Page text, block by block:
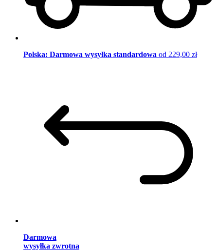
Polska: Darmowa wysyłka standardowa od 229,00 zł
Darmowa
wysyłka zwrotna